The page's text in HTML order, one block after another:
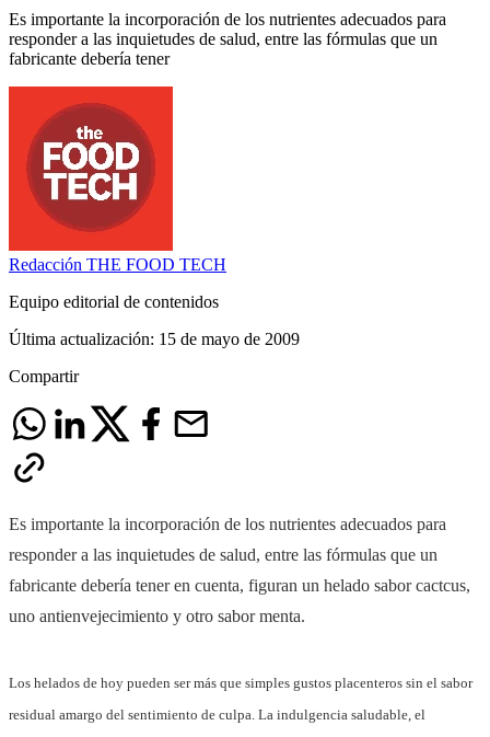
Es importante la incorporación de los nutrientes adecuados para
responder a las inquietudes de salud, entre las fórmulas que un
fabricante debería tener
Redacción THE FOOD TECH
Equipo editorial de contenidos
Última actualización: 15 de mayo de 2009
Compartir
Es importante la incorporación de los nutrientes adecuados para
responder a las inquietudes de salud, entre las fórmulas que un
fabricante debería tener en cuenta, figuran un helado sabor cactcus,
uno antienvejecimiento y otro sabor menta.
Los helados de hoy pueden ser más que simples gustos placenteros sin el sabor
residual amargo del sentimiento de culpa. La indulgencia saludable, el